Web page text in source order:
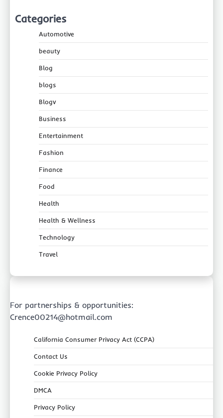
Categories
Automotive
beauty
Blog
blogs
Blogv
Business
Entertainment
Fashion
Finance
Food
Health
Health & Wellness
Technology
Travel
For partnerships & opportunities:
Crence00214@hotmail.com
California Consumer Privacy Act (CCPA)
Contact Us
Cookie Privacy Policy
DMCA
Privacy Policy